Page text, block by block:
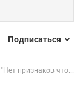
Подписаться
"Нет признаков что...